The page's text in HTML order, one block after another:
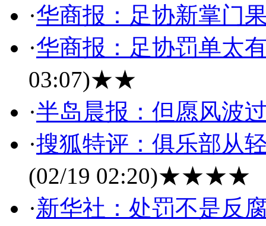
·华商报：足协新掌门
·华商报：足协罚单太
03:07)★★
·半岛晨报：但愿风波
·搜狐特评：俱乐部从
(02/19 02:20)★★★★
·新华社：处罚不是反